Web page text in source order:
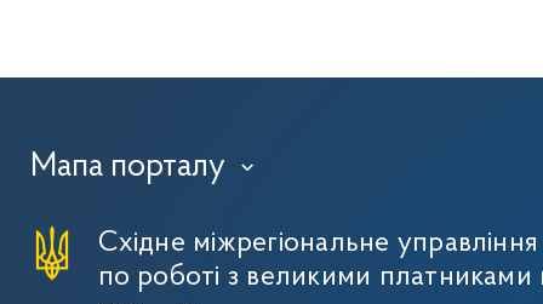
Мапа порталу ›
Східне міжрегіональне
по роботі з великими платниками